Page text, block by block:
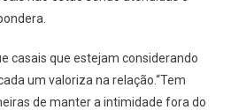
casais que estejam considerando
um valoriza na relação.“Tem
de manter a intimidade fora do